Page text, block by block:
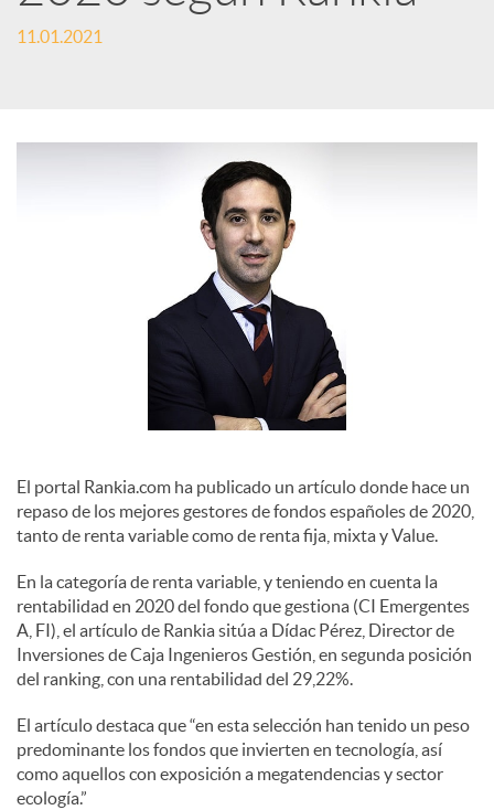
e
l
e
s
11.01.2021
El portal Rankia.com ha publicado un artículo donde hace un
repaso de los mejores gestores de fondos españoles de 2020,
tanto de renta variable como de renta fija, mixta y Value.
En la categoría de renta variable, y teniendo en cuenta la
rentabilidad en 2020 del fondo que gestiona (CI Emergentes
A, FI), el artículo de Rankia sitúa a Dídac Pérez, Director de
Inversiones de Caja Ingenieros Gestión, en segunda posición
del ranking, con una rentabilidad del 29,22%.
El artículo destaca que “en esta selección han tenido un peso
predominante los fondos que invierten en tecnología, así
como aquellos con exposición a megatendencias y sector
ecología.”